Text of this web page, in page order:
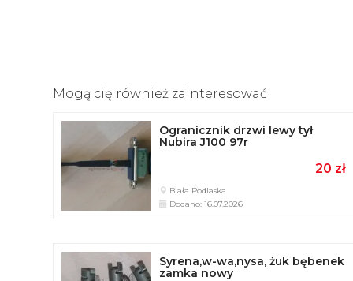
Mogą cię również zainteresować
Ogranicznik drzwi lewy tył
Nubira J100 97r
20 zł
Biała Podlaska
Dodano: 16.07.2026
Syrena,w-wa,nysa, żuk bębenek
zamka nowy